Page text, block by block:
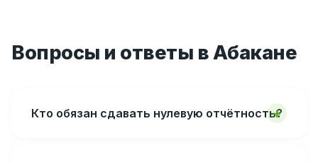
Вопросы и ответы в Абакане
Кто обязан сдавать нулевую отчётность?